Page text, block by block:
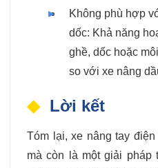
Không phù hợp
dốc: Khả năng
ghề, dốc hoặc
so với xe nâng
Lời kết
Tóm lại, xe nâng tay
mà còn là một giải pháp